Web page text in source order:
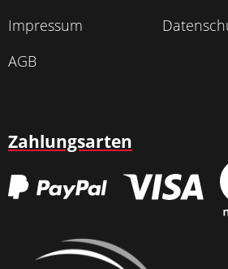
Impressum
AGB
Zahlungsarten